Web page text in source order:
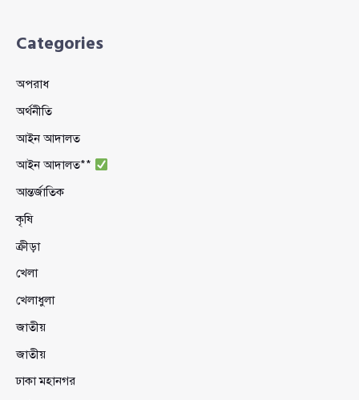
Categories
অপরাধ
অর্থনীতি
আইন আদালত
আইন আদালত**
আন্তর্জাতিক
কৃষি
ক্রীড়া
খেলা
খেলাধুলা
জাতীয়
জাতীয়
ঢাকা মহানগর